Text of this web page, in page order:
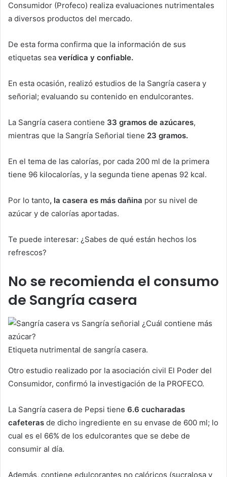
Consumidor (Profeco) realiza evaluaciones nutrimentales
a diversos productos del mercado.
De esta forma confirma que la información de sus
etiquetas sea verídica y confiable.
En esta ocasión, realizó estudios de la Sangría casera y
señorial; evaluando su contenido en endulcorantes.
La Sangría casera contiene 33 gramos de azúcares,
mientras que la Sangría Señorial tiene 23 gramos.
En el tema de las calorías, por cada 200 ml de la primera
tiene 96 kilocalorías, y la segunda tiene apenas 92 kcal.
Por lo tanto, la casera es más dañina por su nivel de
azúcar y de calorías aportadas.
Te puede interesar: ¿Sabes de qué están hechos los
refrescos?
No se recomienda el consumo
de Sangría casera
Etiqueta nutrimental de sangría casera.
Otro estudio realizado por la asociación civil El Poder del
Consumidor, confirmó la investigación de la PROFECO.
La Sangría casera de Pepsi tiene 6.6 cucharadas
cafeteras de dicho ingrediente en su envase de 600 ml; lo
cual es el 66% de los edulcorantes que se debe de
consumir al día.
Además, contiene edulcorantes no calóricos (sucralosa y